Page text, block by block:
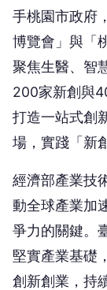
手桃園市政府
博覽會」與「
聚焦生醫、智
200家新創與
打造一站式創
場，實踐「新
經濟部產業技
動全球產業加
爭力的關鍵。
堅實產業基礎
創新創業，持